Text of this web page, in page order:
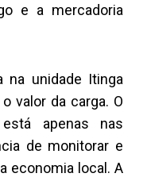
e a mercadoria
na unidade Itinga
valor da carga. O
apenas nas
de monitorar e
economia local. A